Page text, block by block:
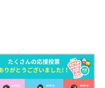
院亜紀さんに話を聞きまし
、ネガティブにとらえてし
するためには、ママやパパ
つことが大切です。